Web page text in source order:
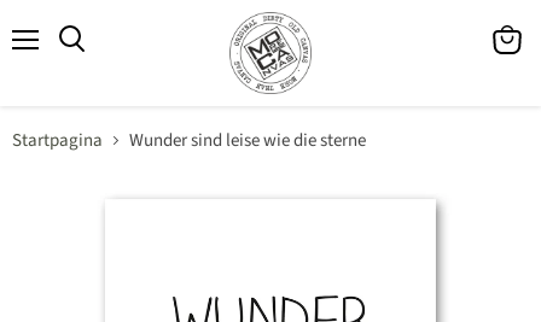
Startpagina Wunder sind leise wie die sterne